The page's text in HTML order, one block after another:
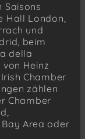
Saisons
Hall London,
und
beim
della
Heinz
Chamber
zählen
Chamber
Bay Area oder